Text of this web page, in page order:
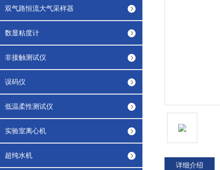
双气路恒流大气采样器
数显粘度计
非接触测试仪
误码仪
低温柔性测试仪
实验室离心机
超纯水机
详细介绍